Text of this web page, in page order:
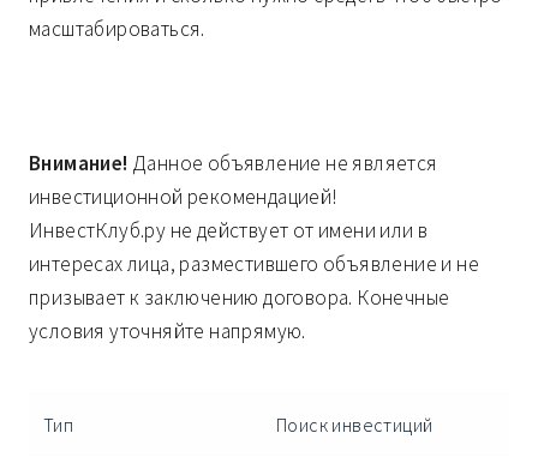
масштабироваться.
Внимание! Данное объявление не является
инвестиционной рекомендацией!
ИнвестКлуб.ру не действует от имени или в
интересах лица, разместившего объявление и не
призывает к заключению договора. Конечные
условия уточняйте напрямую.
Тип Поиск инвестиций